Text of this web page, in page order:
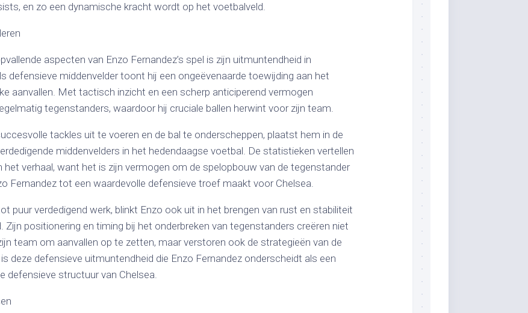
en zo een dynamische kracht wordt op het voetbalveld.
aspecten van Enzo Fernandez’s spel is zijn uitmuntendheid in
defensieve middenvelder toont hij een ongeëvenaarde toewijding aan het
aanvallen. Met tactisch inzicht en een scherp anticiperend vermogen
tegenstanders, waardoor hij cruciale ballen herwint voor zijn team.
tackles uit te voeren en de bal te onderscheppen, plaatst hem in de
middenvelders in het hedendaagse voetbal. De statistieken vertellen
het verhaal, want het is zijn vermogen om de spelopbouw van de tegenstander
Fernandez tot een waardevolle defensieve troef maakt voor Chelsea.
puur verdedigend werk, blinkt Enzo ook uit in het brengen van rust en stabiliteit
Zijn positionering en timing bij het onderbreken van tegenstanders creëren niet
team om aanvallen op te zetten, maar verstoren ook de strategieën van de
deze defensieve uitmuntendheid die Enzo Fernandez onderscheidt als een
defensieve structuur van Chelsea.